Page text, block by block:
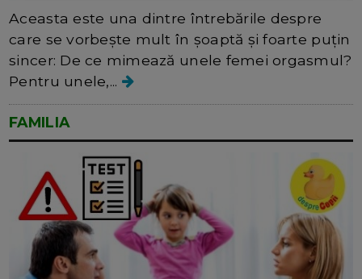
Aceasta este una dintre întrebările despre
care se vorbește mult în șoaptă și foarte puțin
sincer: De ce mimează unele femei orgasmul?
Pentru unele,...
FAMILIA